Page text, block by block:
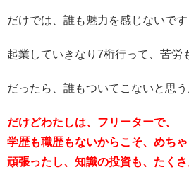
だけでは、誰も魅力を感じないです
起業していきなり7桁行って、苦労
だったら、誰もついてこないと思う
だけどわたしは、フリーターで、
学歴も職歴もないからこそ、めち
頑張ったし、知識の投資も、たくさ